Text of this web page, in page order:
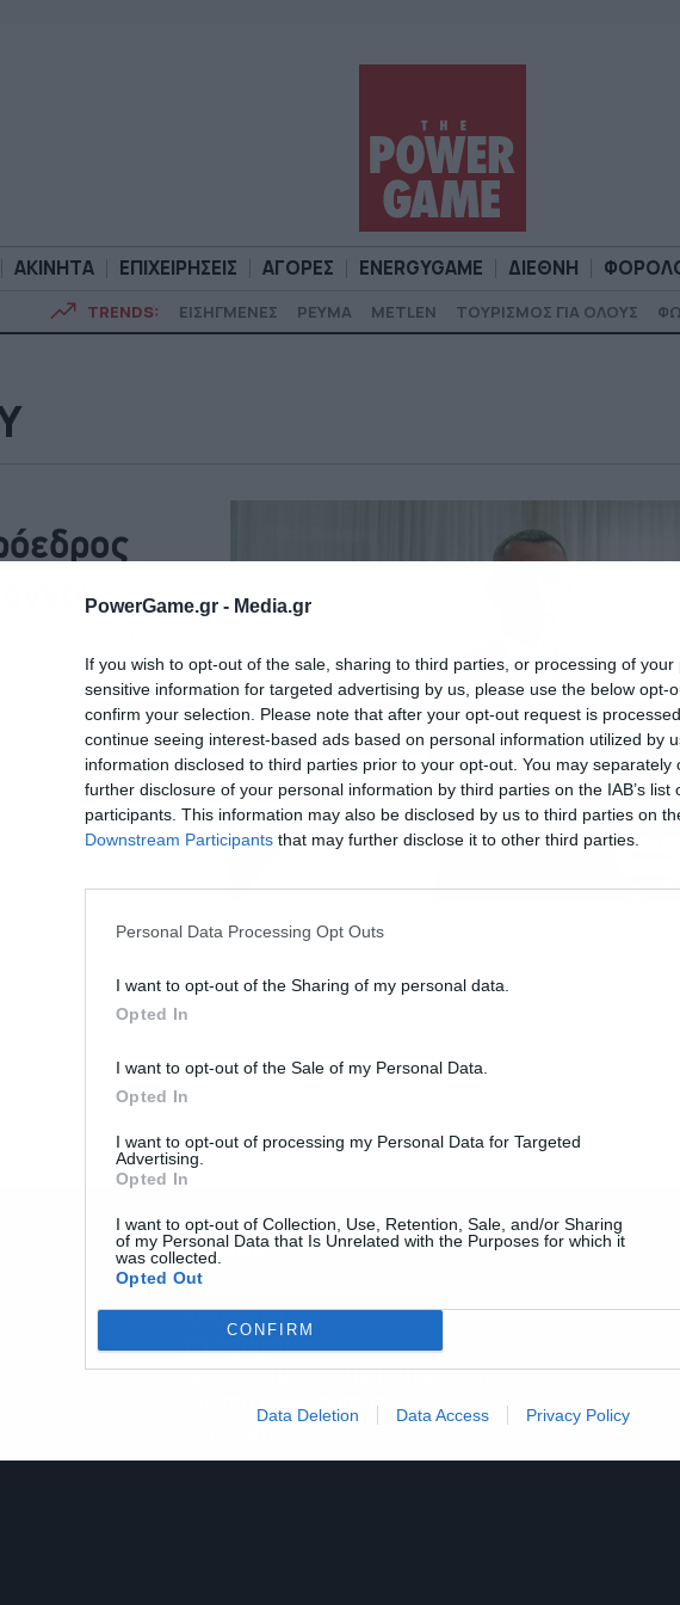
PowerGame.gr - Media.gr
If you wish to opt-out of the sale, sharing to third parties, or processing of your
sensitive information for targeted advertising by us, please use the below opt-
confirm your selection. Please note that after your opt-out request is
continue seeing interest-based ads based on personal information utilized by
information disclosed to third parties prior to your opt-out. You may separately
further disclosure of your personal information by third parties on the IAB’s list
participants. This information may also be disclosed by us to third parties on
Downstream Participants that may further disclose it to other third parties.
Personal Data Processing Opt Outs
I want to opt-out of the Sharing of my personal data.
Opted In
I want to opt-out of the Sale of my Personal Data.
Opted In
I want to opt-out of processing my Personal Data for Targeted
Advertising.
Opted In
I want to opt-out of Collection, Use, Retention, Sale, and/or Sharing
of my Personal Data that Is Unrelated with the Purposes for which it
was collected.
Opted Out
CONFIRM
Data Deletion Data Access Privacy Policy
ΑΚΙΝΗΤΑ ΕΠΙΧΕΙΡΗΣΕΙΣ ΑΓΟΡΕΣ ENERGYGAME ΔΙΕΘΝΗ
TRENDS: ΕΙΣΗΓΜΕΝΕΣ ΡΕΥΜΑ METLEN ΤΟΥΡΙΣΜΟΣ ΓΙΑ ΟΛΟΥΣ
απόφαση της ΓΣ
της
Ειδήσεις
ΧΡΗΜΑΤΙΣΤΗΡΙΟ
ΕΠΙΚΟΙΝΩΝΙΑ
ΔΗΛΩΣΗ ΣΥΜΜΟΡΦΩΣΗΣ